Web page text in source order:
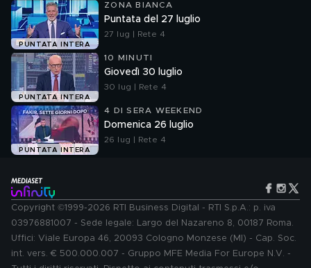
PUNTATA INTERA
ZONA BIANCA
Puntata del 27 luglio
27 lug | Rete 4
PUNTATA INTERA
10 MINUTI
Giovedì 30 luglio
30 lug | Rete 4
PUNTATA INTERA
4 DI SERA WEEKEND
Domenica 26 luglio
26 lug | Rete 4
Copyright ©1999-2026 RTI Business Digital - RTI S.p.A.: p. iva
03976881007 - Sede legale: Largo del Nazareno 8, 00187 Roma.
Uffici: Viale Europa 46, 20093 Cologno Monzese (MI) - Cap. Soc.
int. vers. € 500.000.007 - Gruppo MFE Media For Europe N.V. -